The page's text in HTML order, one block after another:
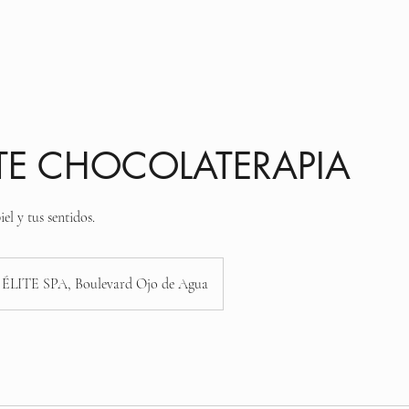
CHOCOLATERAPIA
y tus sentidos.
ÉLITE SPA, Boulevard Ojo de Agua